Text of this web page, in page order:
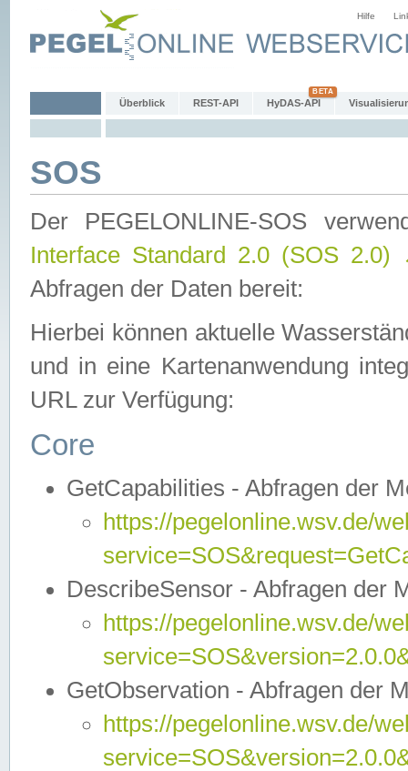
Hilfe
Überblick REST-API HyDAS-API
SOS
Der PEGELONLINE-SOS
Interface Standard 2.0 (SOS 2.0)
Abfragen der Daten bereit:
Hierbei können aktuelle
und in eine Kartenanwendung
URL zur Verfügung:
Core
GetCapabilities - Abfragen der
https://pegelonline.wsv.de/
DescribeSensor - Abfragen der
https://pegelonline.wsv.de/
GetObservation - Abfragen der
https://pegelonline.wsv.de/